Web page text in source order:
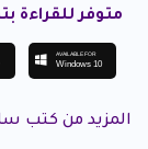
متوفر للقراءة
AVAILABLE FOR
Windows 10
المزيد من كتب